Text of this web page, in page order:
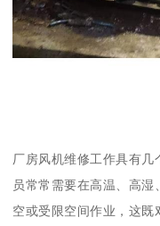
厂房风机维修工作具有几
员常常需要在高温、高
空或受限空间作业，这既